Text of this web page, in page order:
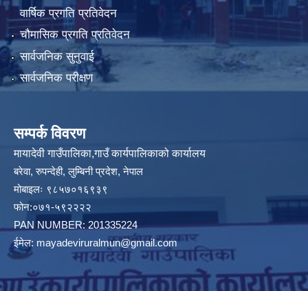
वार्षिक प्रगति प्रतिवेदन
चौमासिक प्रगति प्रतिवेदन
सार्वजनिक सुनुवाई
सार्वजनिक परीक्षण
सम्पर्क विवरण
मायादेवी गाउँपालिका,गाउँ कार्यपालिकाको कार्यालय
बरेवा, रुपन्देही, लुम्बिनी प्रदेश, नेपाल
मोबाइलः ९८५७०१६९३९
फोन:०७१-५९२२२२
PAN NUMBER: 201335224
ईमेल: mayadeviruralmun@gmail.com